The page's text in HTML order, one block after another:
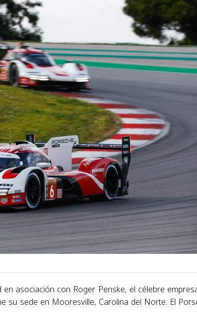
asociación con Roger Penske, el célebre
su sede en Mooresville, Carolina del Norte. El